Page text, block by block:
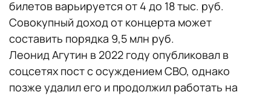
билетов варьируется от 4 до 18 тыс. руб.
Совокупный доход от концерта может
составить порядка 9,5 млн руб.
Леонид Агутин в 2022 году опубликовал в
соцсетях пост с осуждением СВО, однако
позже удалил его и продолжил работать на